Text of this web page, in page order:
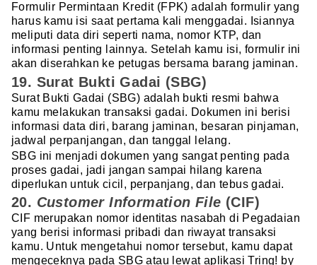
Formulir Permintaan Kredit (FPK) adalah formulir yang
harus kamu isi saat pertama kali menggadai. Isiannya
meliputi data diri seperti nama, nomor KTP, dan
informasi penting lainnya. Setelah kamu isi, formulir ini
akan diserahkan ke petugas bersama barang jaminan.
19. Surat Bukti Gadai (SBG)
Surat Bukti Gadai (SBG) adalah bukti resmi bahwa
kamu melakukan transaksi gadai. Dokumen ini berisi
informasi data diri, barang jaminan, besaran pinjaman,
jadwal perpanjangan, dan tanggal lelang.
SBG ini menjadi dokumen yang sangat penting pada
proses gadai, jadi jangan sampai hilang karena
diperlukan untuk cicil, perpanjang, dan tebus gadai.
20. Customer Information File (CIF)
CIF merupakan nomor identitas nasabah di Pegadaian
yang berisi informasi pribadi dan riwayat transaksi
kamu. Untuk mengetahui nomor tersebut, kamu dapat
mengeceknya pada SBG atau lewat aplikasi Tring! by